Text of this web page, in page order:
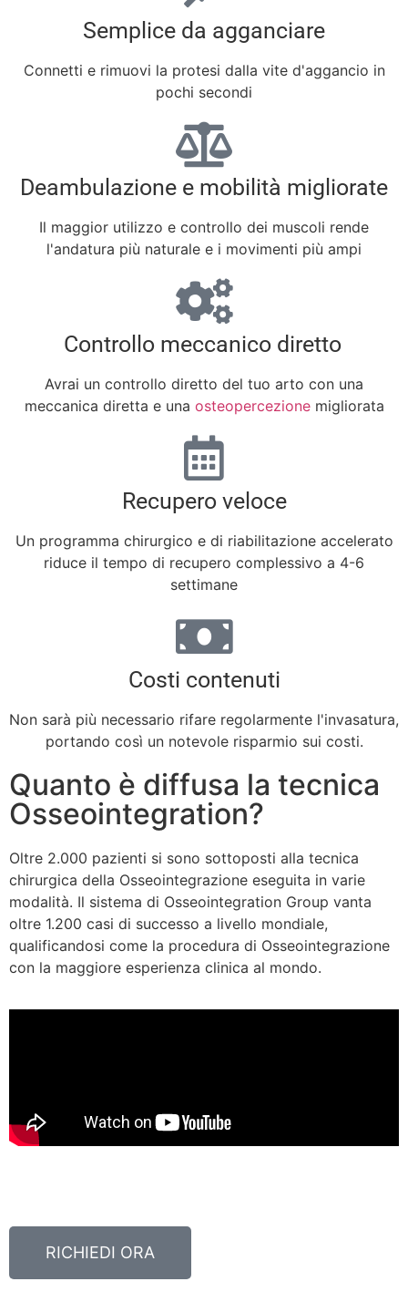
Semplice da agganciare
Connetti e rimuovi la protesi dalla vite d'aggancio in
pochi secondi
Deambulazione e mobilità migliorate
Il maggior utilizzo e controllo dei muscoli rende
l'andatura più naturale e i movimenti più ampi
Controllo meccanico diretto
Avrai un controllo diretto del tuo arto con una
meccanica diretta e una osteopercezione migliorata
Recupero veloce
Un programma chirurgico e di riabilitazione accelerato
riduce il tempo di recupero complessivo a 4-6
settimane
Costi contenuti
Non sarà più necessario rifare regolarmente l'invasatura,
portando così un notevole risparmio sui costi.
Quanto è diffusa la tecnica
Osseointegration?
Oltre 2.000 pazienti si sono sottoposti alla tecnica
chirurgica della Osseointegrazione eseguita in varie
modalità. Il sistema di Osseointegration Group vanta
oltre 1.200 casi di successo a livello mondiale,
qualificandosi come la procedura di Osseointegrazione
con la maggiore esperienza clinica al mondo.
RICHIEDI ORA